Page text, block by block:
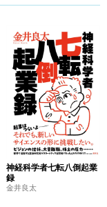
神経科学者七転八倒起業
録
金井良太